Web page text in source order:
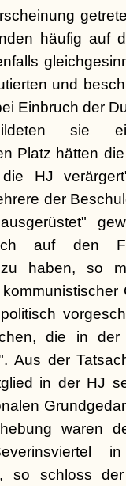
häufig auf
und
Einbruch der
sie
Platz hätten
die HJ
der
auf den
zu haben, so
die in der
Aus der
in der HJ
waren
so schloss